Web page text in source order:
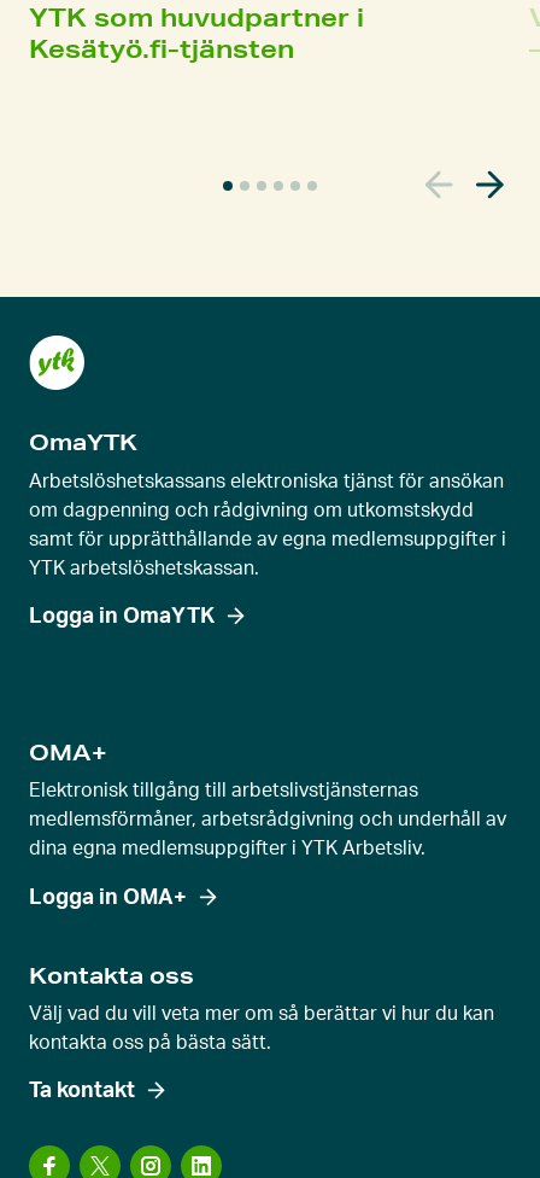
YTK som huvudpartner i
Kesätyö.fi-tjänsten
l
s
j
u
t
r
e
g
y
OmaYTK
Arbetslöshetskassans elektroniska tjänst för ansökan
om dagpenning och rådgivning om utkomstskydd
samt för upprätthållande av egna medlemsuppgifter i
YTK arbetslöshetskassan.
Logga in OmaYTK
OMA+
Elektronisk tillgång till arbetslivstjänsternas
medlemsförmåner, arbetsrådgivning och underhåll av
dina egna medlemsuppgifter i YTK Arbetsliv.
Logga in OMA+
Kontakta oss
Välj vad du vill veta mer om så berättar vi hur du kan
kontakta oss på bästa sätt.
Ta kontakt